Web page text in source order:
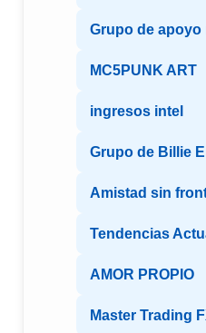
Grupo de apoyo
MC5PUNK ART
ingresos intel
Grupo de Billie
Amistad sin
Tendencias
AMOR PROPIO
Master Trading